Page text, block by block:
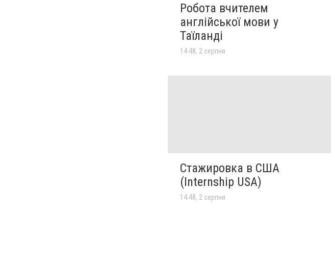
Робота вчителем
англійської мови у
Таїланді
14:48, 2 серпня
Стажировка в США
(Internship USA)
14:48, 2 серпня